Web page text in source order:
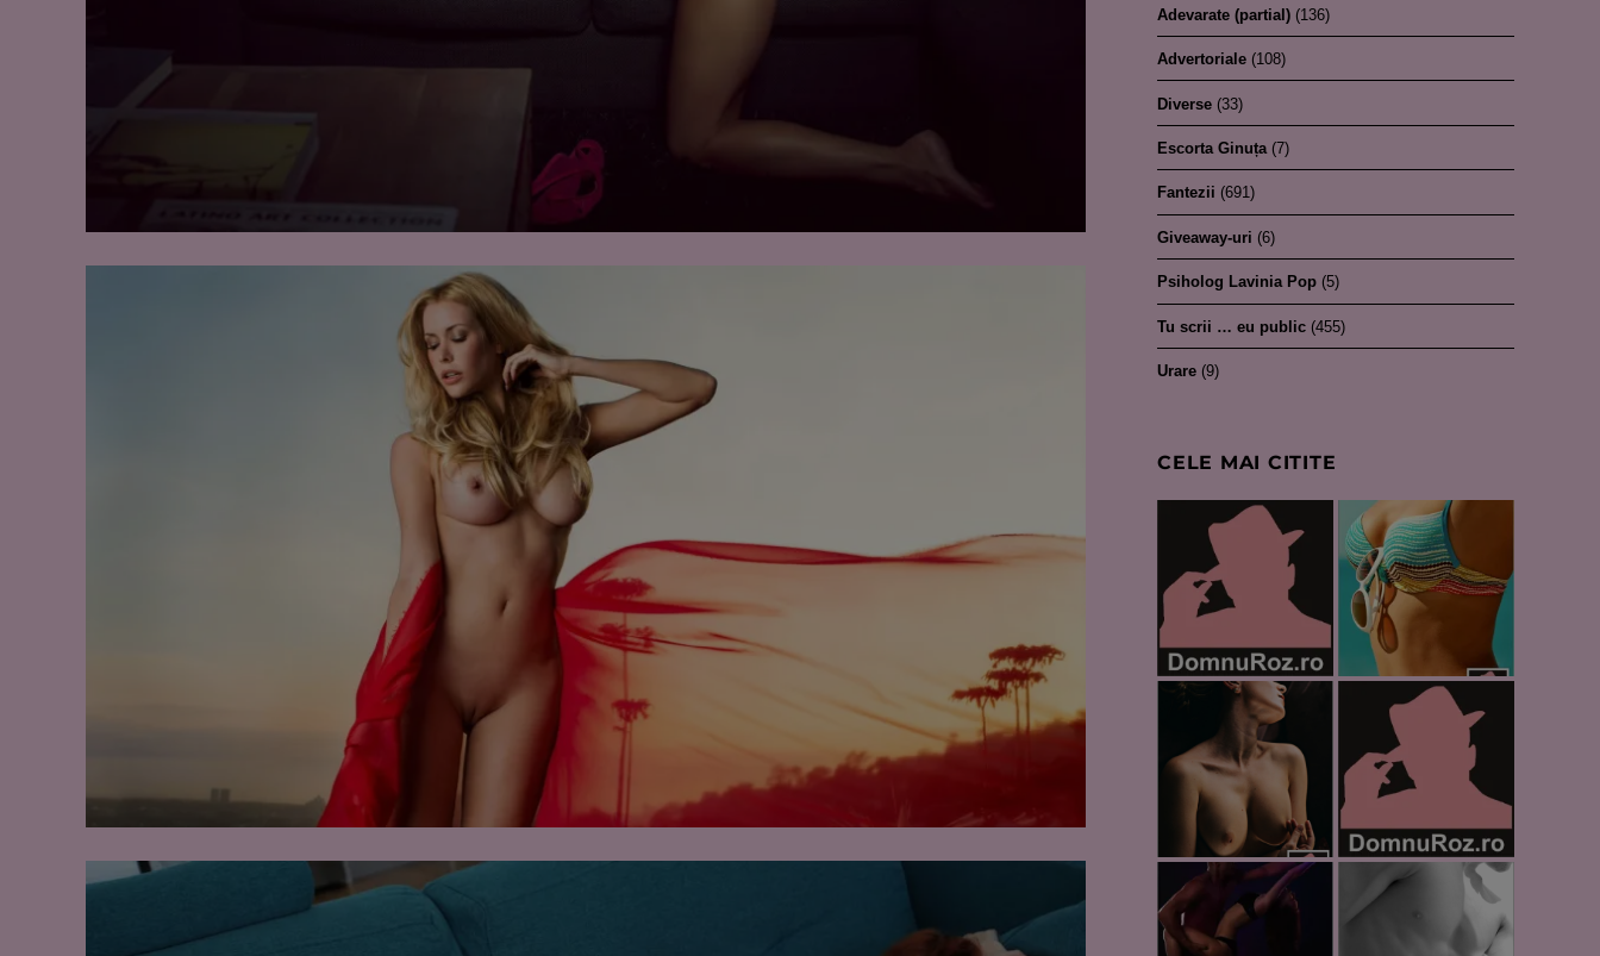
Adevarate (partial) (136)
Advertoriale (108)
Diverse (33)
Escorta Ginuța (7)
Fantezii (691)
Giveaway-uri (6)
Psiholog Lavinia Pop (5)
Tu scrii … eu public (455)
Urare (9)
CELE MAI CITITE